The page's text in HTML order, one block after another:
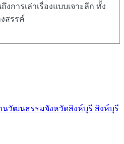
การเล่าเรื่องแบบเจาะลึก ทั้ง
สรรค์
นวัฒนธรรมจังหวัดสิงห์บุรี สิงห์บุรี